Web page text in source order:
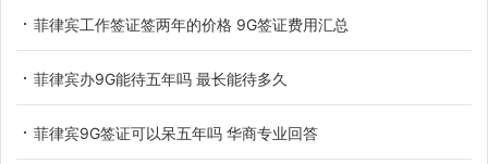
菲律宾工作签证签两年的价格 9G签证费用汇总
菲律宾办9G能待五年吗 最长能待多久
菲律宾9G签证可以呆五年吗 华商专业回答